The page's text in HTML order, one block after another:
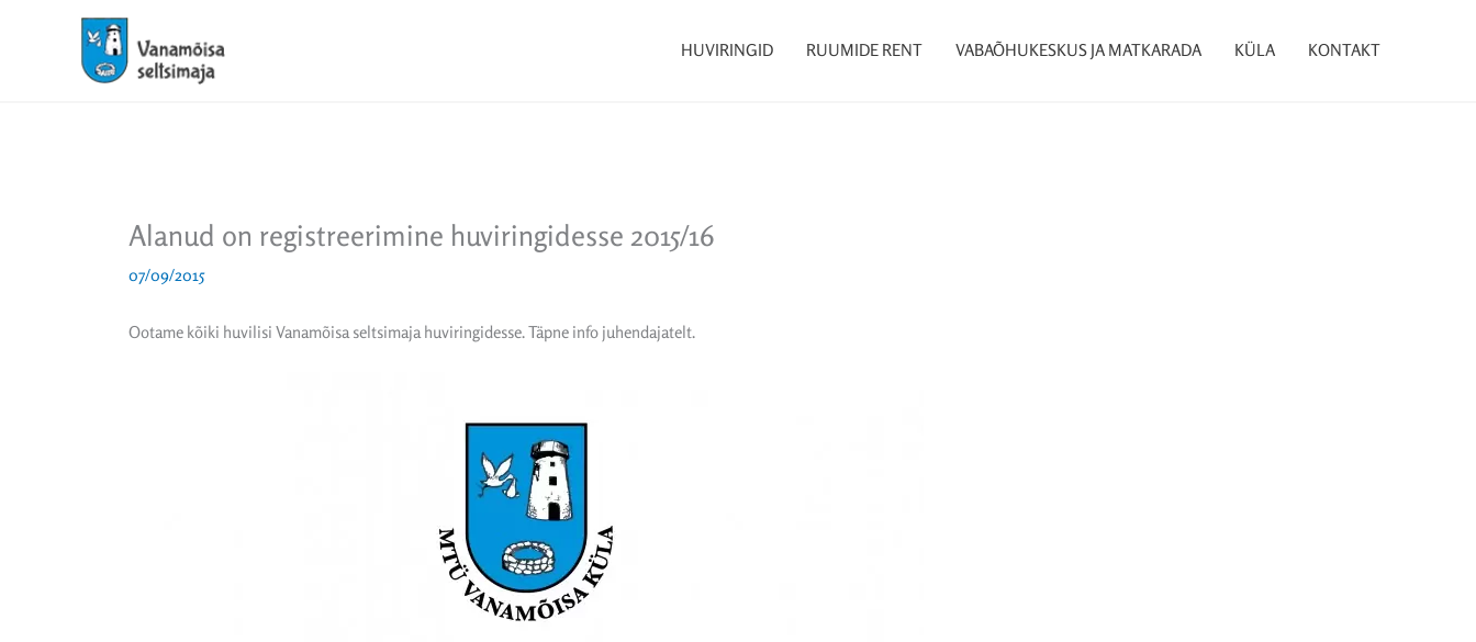
HUVIRINGID RUUMIDE RENT VABAÕHUKESKUS JA MATKARADA KÜLA KONTAKT
Alanud on registreerimine huviringidesse 2015/16
07/09/2015
Ootame kõiki huvilisi Vanamõisa seltsimaja huviringidesse. Täpne info juhendajatelt.